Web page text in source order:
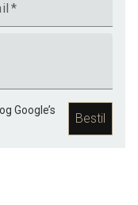
*
Google’s
Bestil